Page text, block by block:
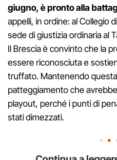
giugno, è pronto alla
appelli, in ordine: al Collegio
sede di giustizia ordinaria al
Il Brescia è convinto che la
essere riconosciuta e
truffato. Mantenendo
patteggiamento che
playout, perché i punti di
stati dimezzati.